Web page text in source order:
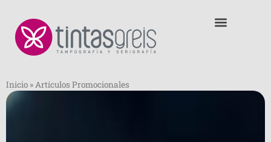
Inicio »Artículos Promocionales